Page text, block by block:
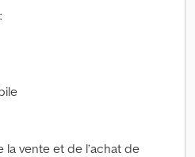
vente et de l’achat de